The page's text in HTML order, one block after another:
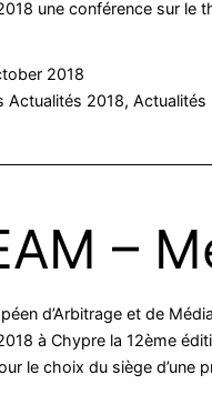
une conférence sur le
2018
Actualités 2018, Actualités
–
d’Arbitrage et de
à Chypre la 12ème
le choix du siège d’une